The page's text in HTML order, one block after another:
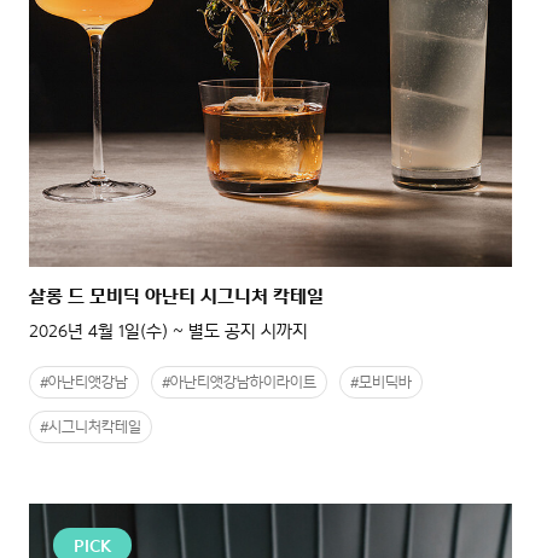
살롱 드 모비딕 아난티 시그니처 칵테일
2026년 4월 1일(수) ~ 별도 공지 시까지
#아난티앳강남 #아난티앳강남하이라이트 #모비딕바
#시그니처칵테일
PICK